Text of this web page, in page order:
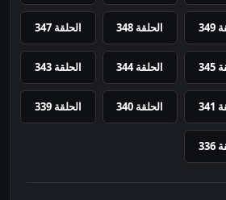
الحلقة 348 الحلقة 347
الحلقة 344 الحلقة 343
الحلقة 340 الحلقة 339